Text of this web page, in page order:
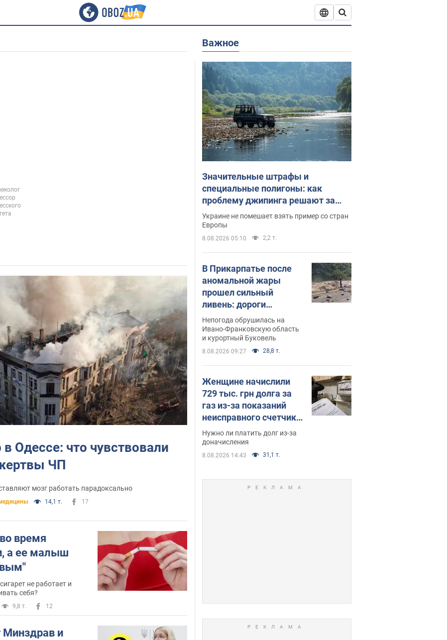
Одессе: что чувствовали
ЧП
мозг работать парадоксально
14,1 т. 17
время
а ее малыш
не работает и
себя?
9,8 т. 12
Минздрав и
Важное
Значительные штрафы и
специальные полигоны: как
проблему джипинга решают за
границей
Украине не помешает взять пример со стран
Европы
8.08.2026 05:10 2,2 т.
В Прикарпатье после
аномальной жары
прошел сильный
ливень: дороги
превратились в реки.
Видео
Непогода обрушилась на
Ивано-Франковскую область
и курортный Буковель
8.08.2026 09:27 28,8 т.
Женщине начислили
729 тыс. грн долга за
газ из-за показаний
неисправного счетчика:
судья вынес
неожиданное решение
Нужно ли платить долг из-за
доначисления
8.08.2026 14:43 31,1 т.